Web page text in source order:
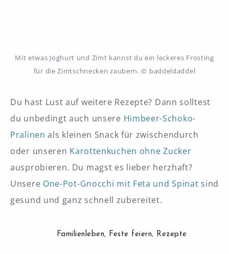
Mit etwas Joghurt und Zimt kannst du ein leckeres Frosting
für die Zimtschnecken zaubern. © baddeldaddel
Du hast Lust auf weitere Rezepte? Dann solltest
du unbedingt auch unsere Himbeer-Schoko-
Pralinen als kleinen Snack für zwischendurch
oder unseren Karottenkuchen ohne Zucker
ausprobieren. Du magst es lieber herzhaft?
Unsere One-Pot-Gnocchi mit Feta und Spinat sind
gesund und ganz schnell zubereitet.
Familienleben, Feste feiern, Rezepte